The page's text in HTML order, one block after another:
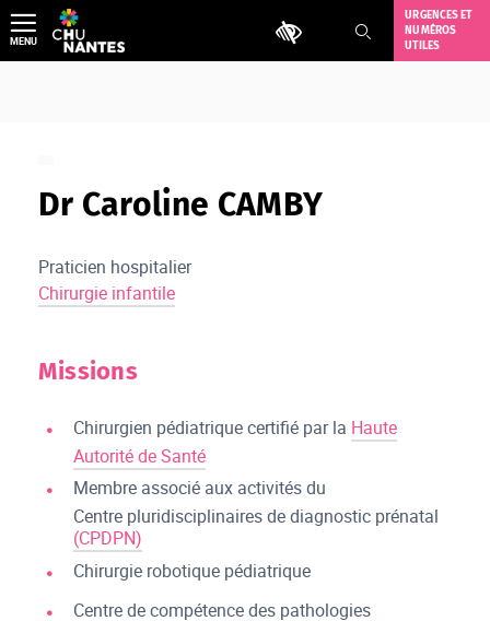
Aller
au
contenu
Outils d'accessibilité
URGENCES ET
NUMÉROS
UTILES
MENU
Dr Caroline CAMBY
Praticien hospitalier
Chirurgie infantile
Missions
Chirurgien pédiatrique certifié par la Haute
Autorité de Santé
Membre associé aux activités du
Centre pluridisciplinaires de diagnostic prénatal
(CPDPN)
Chirurgie robotique pédiatrique
Centre de compétence des pathologies